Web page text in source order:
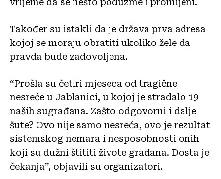
vrijeme da se nešto poduzme i promijeni.
Također su istakli da je država prva adresa
kojoj se moraju obratiti ukoliko žele da
pravda bude zadovoljena.
“Prošla su četiri mjeseca od tragične
nesreće u Jablanici, u kojoj je stradalo 19
naših sugrađana. Zašto odgovorni i dalje
šute? Ovo nije samo nesreća, ovo je rezultat
sistemskog nemara i nesposobnosti onih
koji su dužni štititi živote građana. Dosta je
čekanja”, objavili su organizatori.